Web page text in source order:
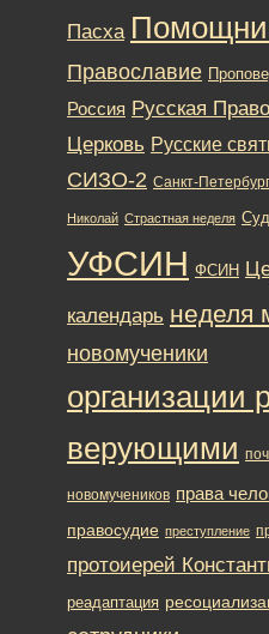
Пасха
Православие
Россия Русская
Церковь Русские
СИЗО-2 Санкт-Петербург
Николай Страстная неделя
УФСИН ФСИН
календарь неделя
новомученики
организации
верующими
новомучеников права
правосудие преступление
протоиерей
реадаптация